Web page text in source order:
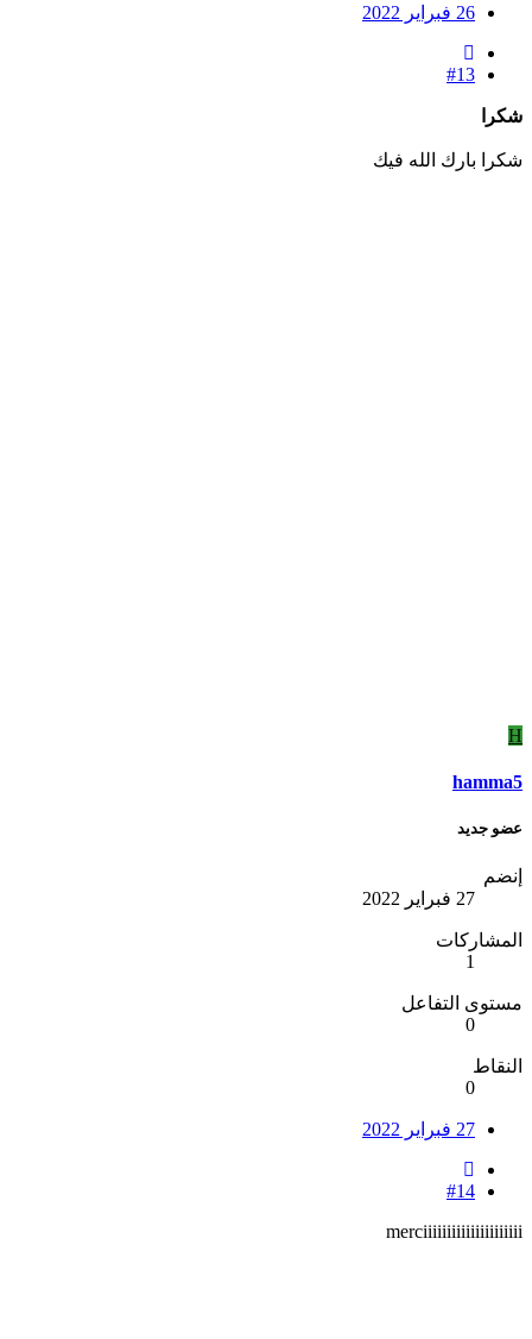
26 فبراير 2022
#13
شكرا
شكرا بارك الله فيك
H
hamma5
عضو جديد
إنضم
27 فبراير 2022
المشاركات
1
مستوى التفاعل
0
النقاط
0
27 فبراير 2022
#14
merciiiiiiiiiiiiiiiiiiiii